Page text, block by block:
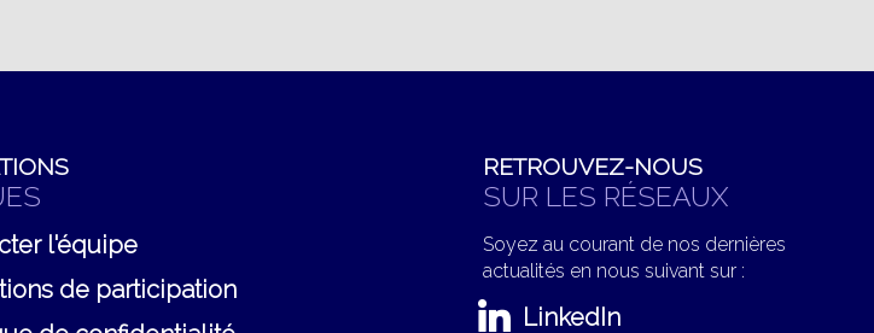
l'équipe
de participation
RETROUVEZ-NOUS
SUR LES RÉSEAUX
Soyez au courant de nos dernières
actualités en nous suivant sur :
LinkedIn